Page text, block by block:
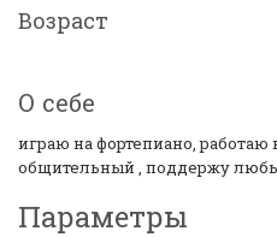
Возраст
О себе
играю на фортепиано,
общительный , поддержу
Параметры